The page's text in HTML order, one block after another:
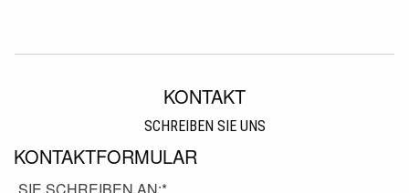
KONTAKT
SCHREIBEN SIE UNS
KONTAKTFORMULAR